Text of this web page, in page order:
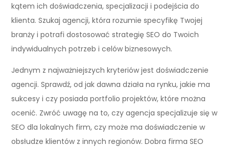
kątem ich doświadczenia, specjalizacji i podejścia do
klienta. Szukaj agencji, która rozumie specyfikę Twojej
branży i potrafi dostosować strategię SEO do Twoich
indywidualnych potrzeb i celów biznesowych.
Jednym z najważniejszych kryteriów jest doświadczenie
agencji. Sprawdź, od jak dawna działa na rynku, jakie ma
sukcesy i czy posiada portfolio projektów, które można
ocenić. Zwróć uwagę na to, czy agencja specjalizuje się w
SEO dla lokalnych firm, czy może ma doświadczenie w
obsłudze klientów z innych regionów. Dobra firma SEO